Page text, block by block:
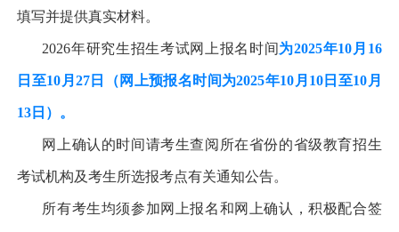
填写并提供真实材料。
2026年研究生招生考试网上报名时间为2025年10 月 16
日至10 月27 日（网上预报名时间为2025年10 月 10 日至10 月
13 日）。
网上确认的时间请考生查阅所在省份的省级教育招生
考试机构及考生所选报考点有关通知公告。
所有考生均须参加网上报名和网上确认，积极配合签